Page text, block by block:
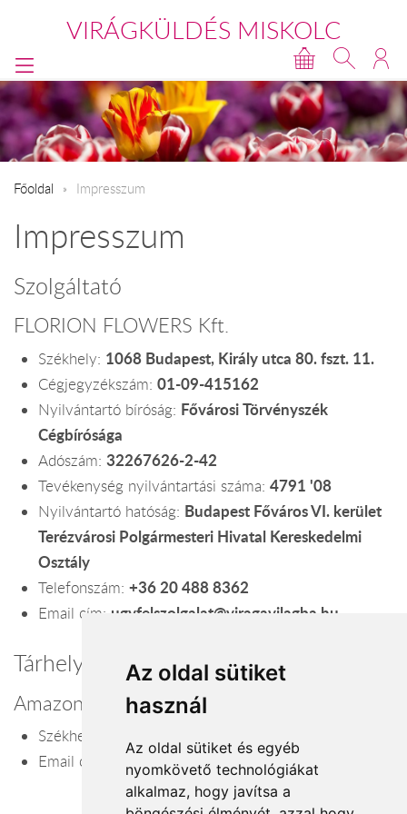
Az oldal sütiket
használ
Az oldal sütiket és egyéb
nyomkövető technológiákat
alkalmaz, hogy javítsa a
VIRÁGKÜLDÉS MISKOLC
Főoldal Impresszum
Impresszum
Szolgáltató
FLORION FLOWERS Kft.
Székhely: 1068 Budapest, Király utca 80. fszt. 11.
Cégjegyzékszám:01-09-415162
Nyilvántartó bíróság: Fővárosi Törvényszék
Cégbírósága
Adószám:32267626-2-42
Tevékenység nyilvántartási száma:4791 '08
Nyilvántartó hatóság: Budapest Főváros VI. kerület
Terézvárosi Polgármesteri Hivatal Kereskedelmi
Osztály
Telefonszám:+36 20 488 8362
Email cím: ugyfelszolgalat@viragavilagba.hu
Tárhelyszolgáltató
Amazon Web Services, Inc.
Székhely:
Email cím: info@amazonaws.com